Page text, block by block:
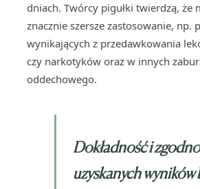
dniach. Twórcy pigułki twierdzą, że
znacznie szersze zastosowanie, np.
wynikających z przedawkowania
czy narkotyków oraz w innych
oddechowego.
Dokładność i
uzyskanych wyników